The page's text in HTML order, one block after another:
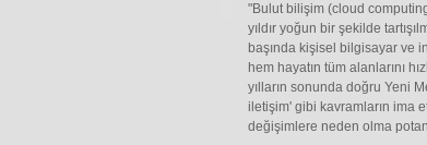
"Bulut bilişim (cloud
yıldır yoğun bir şekilde
başında kişisel bilgisayar ve
hem hayatın tüm alanlarını
yılların sonunda doğru Yeni
iletişim' gibi kavramların ima
değişimlere neden olma